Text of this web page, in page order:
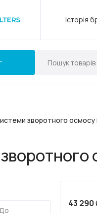
Історія
зворотного
43 290